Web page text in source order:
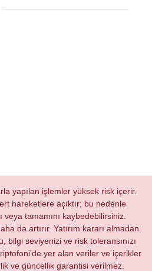
yapılan işlemler yüksek risk içerir.
hareketlere açıktır; bu nedenle
veya tamamını kaybedebilirsiniz.
da artırır. Yatırım kararı almadan
bilgi seviyenizi ve risk toleransınızı
yer alan veriler ve içerikler
ve güncellik garantisi verilmez.